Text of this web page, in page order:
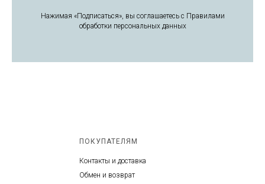
Нажимая «Подписаться», вы соглашаетесь с Правилами
обработки персональных данных
ПОКУПАТЕЛЯМ
Контакты и доставка
Обмен и возврат